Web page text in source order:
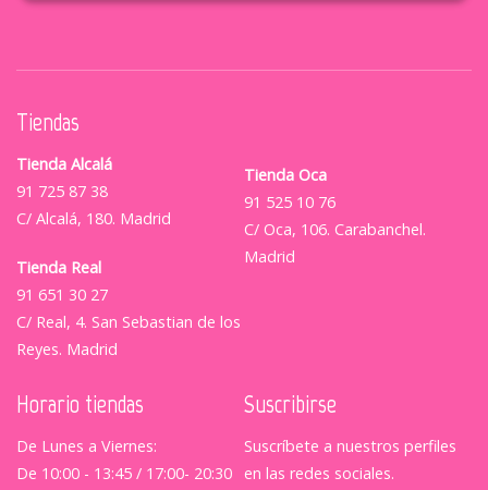
Tiendas
Tienda Alcalá
91 725 87 38
C/ Alcalá, 180. Madrid
Tienda Real
91 651 30 27
C/ Real, 4. San Sebastian de los
Reyes. Madrid
Tienda Oca
91 525 10 76
C/ Oca, 106. Carabanchel.
Madrid
Horario tiendas
De Lunes a Viernes:
De 10:00 - 13:45 / 17:00- 20:30
Suscribirse
Suscríbete a nuestros perfiles
en las redes sociales.